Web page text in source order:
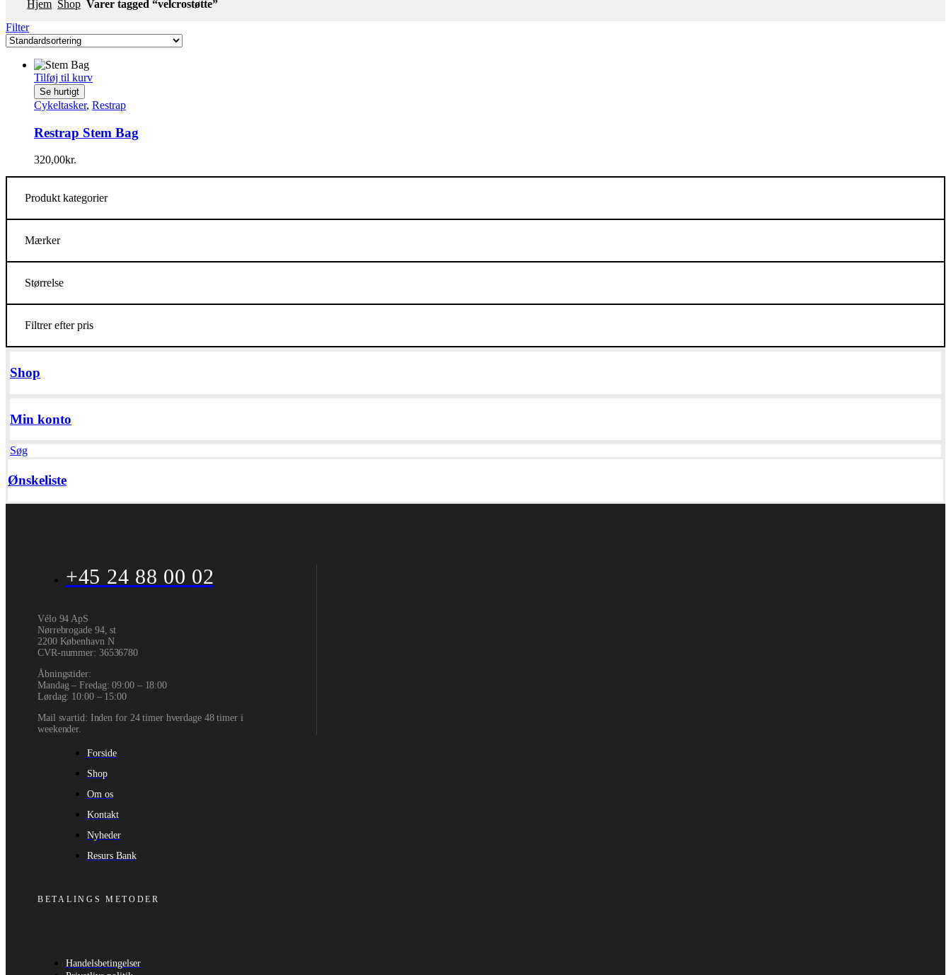
Hjem Shop Varer tagged “velcrostøtte”
Filter
Tilføj til kurv
Se hurtigt
Cykeltasker, Restrap
Restrap Stem Bag
320,00kr.
Produkt kategorier
Mærker
Størrelse
Filtrer efter pris
Shop
Min konto
Søg
Ønskeliste
+45 24 88 00 02
Vélo 94 ApS
Nørrebrogade 94, st
2200 København N
CVR-nummer: 36536780
Åbningstider:
Mandag – Fredag: 09:00 – 18:00
Lørdag: 10:00 – 15:00
Mail svartid: Inden for 24 timer hverdage 48 timer i
weekender.
Forside
Shop
Om os
Kontakt
Nyheder
Resurs Bank
BETALINGS METODER
Handelsbetingelser